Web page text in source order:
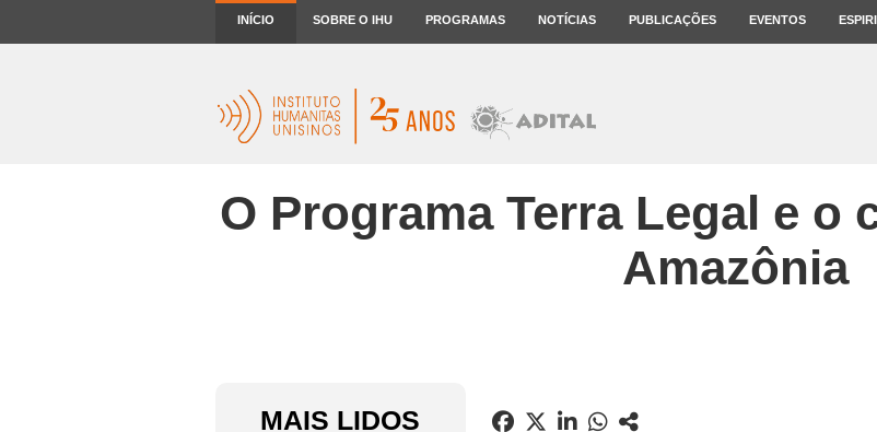
INÍCIO SOBRE O IHU PROGRAMAS NOTÍCIAS PUBLICAÇÕES EVENTOS
O Programa Terra Legal e o
Amazônia
MAIS LIDOS